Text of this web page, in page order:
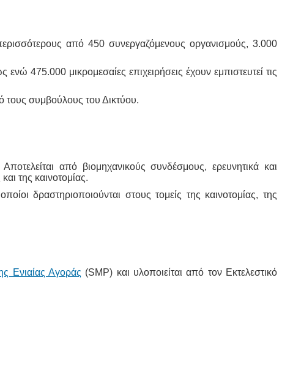
από 450 συνεργαζόμενους οργανισμούς, 3.000
475.000 μικρομεσαίες επιχειρήσεις έχουν εμπιστευτεί τις
τους συμβούλους του Δικτύου.
από βιομηχανικούς συνδέσμους, ερευνητικά και
της καινοτομίας.
δραστηριοποιούνται στους τομείς της καινοτομίας, της
Ενιαίας Αγοράς (SMP) και υλοποιείται από τον Εκτελεστικό